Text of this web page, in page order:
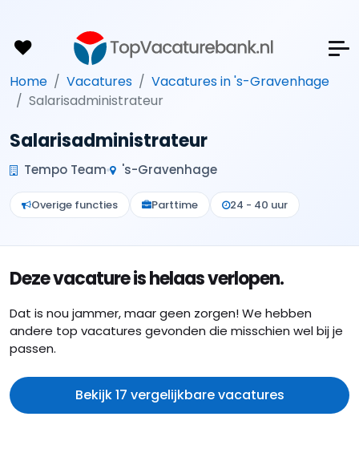
Home Vacatures
Vacatures in 's-Gravenhage
Salarisadministrateur
Salarisadministrateur
Tempo Team 's-Gravenhage
Overige functies Parttime 24 - 40 uur
Deze vacature is helaas verlopen.
Dat is nou jammer, maar geen zorgen! We hebben
andere top vacatures gevonden die misschien wel bij je
passen.
Bekijk 17 vergelijkbare vacatures